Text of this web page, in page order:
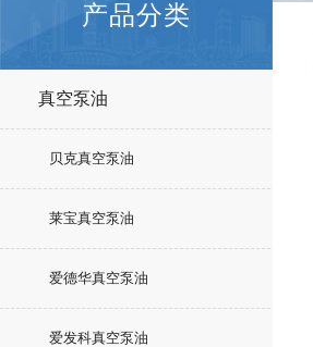
产品分类
真空泵油
贝克真空泵油
莱宝真空泵油
爱德华真空泵油
爱发科真空泵油